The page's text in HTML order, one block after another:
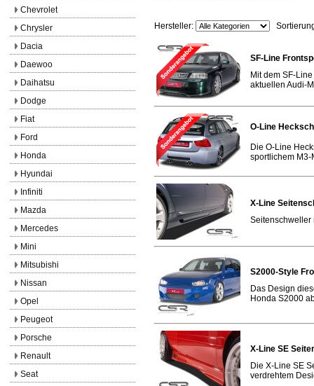
Hersteller:
SF-Line
Mit dem SF-
aktuellen Audi-
O-Line
Die O-Line
sportlichem M3-
X-Line
Seitenschweller
S2000-Style
Das Design
Honda S2000
X-Line SE
Die X-Line SE
verdrehtem
Chevrolet
Chrysler
Dacia
Daewoo
Daihatsu
Dodge
Fiat
Ford
Honda
Hyundai
Infiniti
Mazda
Mercedes
Mini
Mitsubishi
Nissan
Opel
Peugeot
Porsche
Renault
Seat